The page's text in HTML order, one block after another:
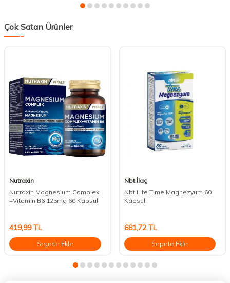
Çok Satan Ürünler
Nutraxin
Nutraxin Magnesium Complex
+Vitamin B6 125mg 60 Kapsül
419,99TL
Sepete Ekle
Nbt İlaç
Nbt Life Time Magnezyum 60
Kapsül
681,72TL
Sepete Ekle